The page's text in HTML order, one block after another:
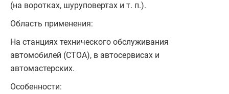
(на воротках, шуруповертах и т. п.).
Область применения:
На станциях технического обслуживания
автомобилей (СТОА), в автосервисах и
автомастерских.
Особенности: